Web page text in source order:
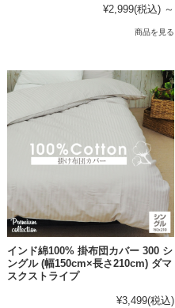
¥2,999(税込) ～
商品を見る
インド綿100% 掛布団カバー 300 シ
ングル (幅150cm×長さ210cm) ダマ
スクストライプ
¥3,499(税込)